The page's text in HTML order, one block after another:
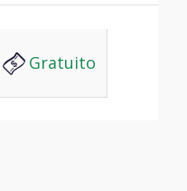
Gratuito